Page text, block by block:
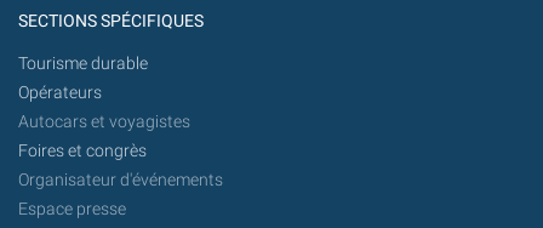
SECTIONS SPÉCIFIQUES
Tourisme durable
Opérateurs
Autocars et voyagistes
Foires et congrès
Organisateur d'événements
Espace presse